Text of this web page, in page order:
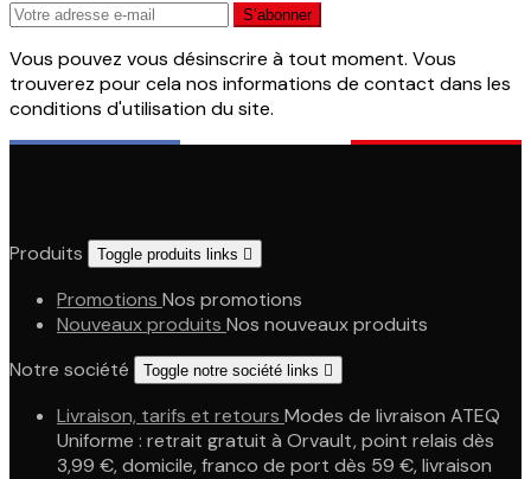
Vous pouvez vous désinscrire à tout moment. Vous
trouverez pour cela nos informations de contact dans les
conditions d'utilisation du site.
Produits Toggle produits links 
Promotions Nos promotions
Nouveaux produits Nos nouveaux produits
Notre société
Toggle notre société links 
Livraison, tarifs et retours Modes de livraison ATEQ
Uniforme : retrait gratuit à Orvault, point relais dès
3,99 €, domicile, franco de port dès 59 €, livraison